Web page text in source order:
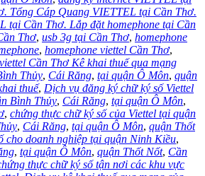
Tổng Cáp Quang VIETTEL tại Cần Thơ.
tại Cần Thơ. Lắp đặt homephone tại Cần
Thơ, usb 3g tại Cần Thơ, homephone
, homephone viettel Cần Thơ,
Cần Thơ Kê khai thuế qua mạng
Thủy, Cái Răng, tại quận Ô Môn, quận
thuế, Dịch vụ đăng ký chữ ký số Viettel
Bình Thủy, Cái Răng, tại quận Ô Môn,
, chứng thực chữ ký số của Viettel tại quận
, Cái Răng, tại quận Ô Môn, quận Thốt
cho doanh nghiệp tại quận Ninh Kiều,
, tại quận Ô Môn, quận Thốt Nốt, Cần
thực chữ ký số tận nơi các khu vực